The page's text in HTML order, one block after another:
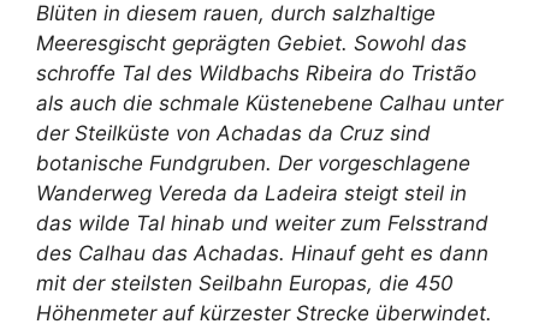
Blüten in diesem rauen, durch salzhaltige
Meeresgischt geprägten Gebiet. Sowohl das
schroffe Tal des Wildbachs Ribeira do Tristão
als auch die schmale Küstenebene Calhau unter
der Steilküste von Achadas da Cruz sind
botanische Fundgruben. Der vorgeschlagene
Wanderweg Vereda da Ladeira steigt steil in
das wilde Tal hinab und weiter zum Felsstrand
des Calhau das Achadas. Hinauf geht es dann
mit der steilsten Seilbahn Europas, die 450
Höhenmeter auf kürzester Strecke überwindet.